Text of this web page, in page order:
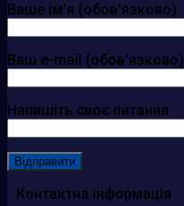
Ваше ім'я (обов'язково)
Ваш e-mail (обов'язково)
Напишіть своє питання
Контактна інформація